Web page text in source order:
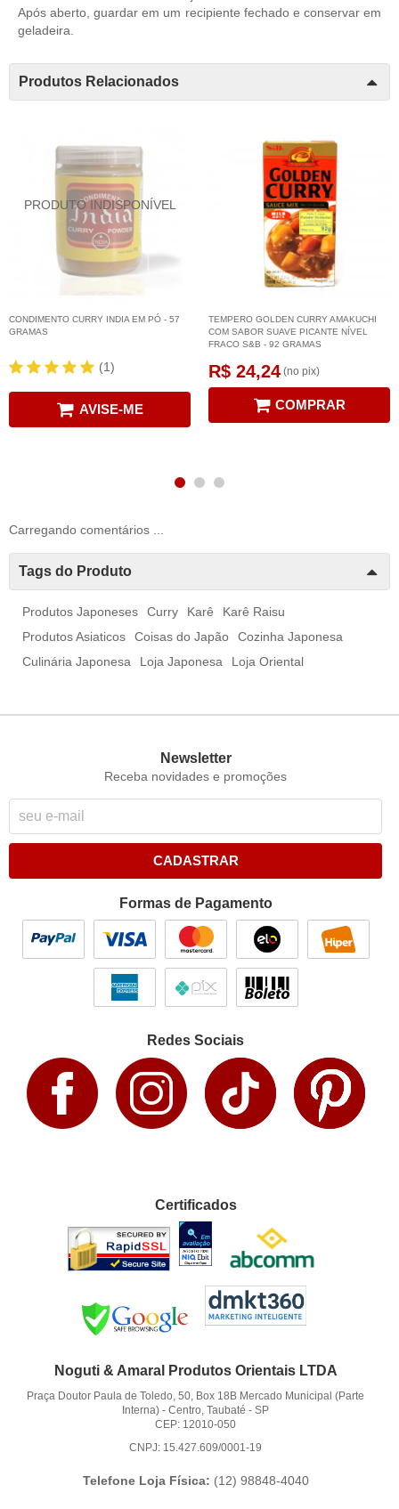
Após aberto, guardar em um recipiente fechado e conservar em
geladeira.
Produtos Relacionados
CONDIMENTO CURRY INDIA EM PÓ - 57
GRAMAS
(1)
AVISE-ME
TEMPERO GOLDEN CURRY AMAKUCHI
COM SABOR SUAVE PICANTE NÍVEL
FRACO S&B - 92 GRAMAS
R$ 24,24 (no pix)
COMPRAR
Carregando comentários ...
Tags do Produto
Produtos Japoneses Curry Karê
Karê Raisu
Produtos Asiaticos
Coisas do Japão
Cozinha Japonesa
Culinária Japonesa
Loja Japonesa Loja Oriental
Newsletter
Receba novidades e promoções
CADASTRAR
Formas de Pagamento
Redes Sociais
Certificados
Noguti & Amaral Produtos Orientais LTDA
Praça Doutor Paula de Toledo, 50, Box 18B Mercado Municipal (Parte
Interna) -Centro, Taubaté -SP
CEP: 12010-050
CNPJ: 15.427.609/0001-19
Telefone Loja Física: (12) 98848-4040